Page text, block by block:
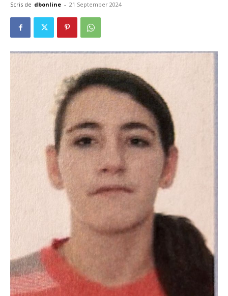
Scris de dbonline - 21 September 2024